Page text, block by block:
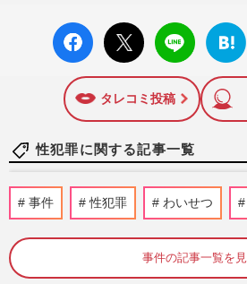
facebo
ok い
X ポス
ト
LINE
はてな
ブック
に追加
タレコミ投稿
性犯罪に関する記事一覧
NHK職員の性被害問
るんだから…」出演
週刊女性PRIME
事件 性犯罪 わいせつ
事件の記事一覧を